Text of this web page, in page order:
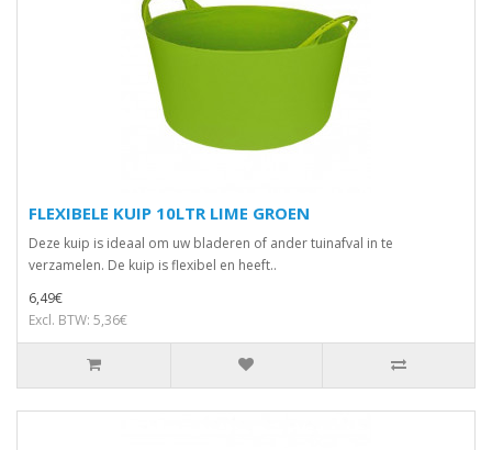
FLEXIBELE KUIP 10LTR LIME GROEN
Deze kuip is ideaal om uw bladeren of ander tuinafval in te
verzamelen. De kuip is flexibel en heeft..
6,49€
Excl. BTW: 5,36€